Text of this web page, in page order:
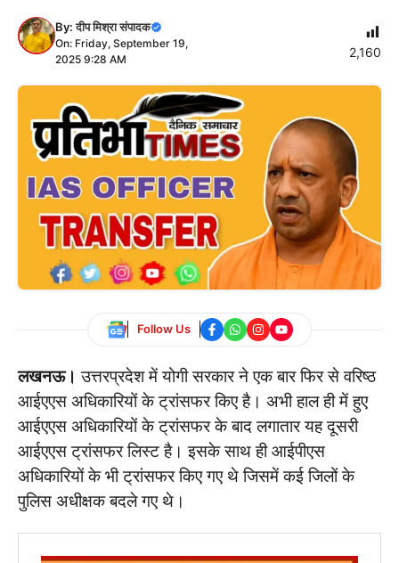
By:दीप मिश्रा संपादक
On: Friday, September 19,
2025 9:28 AM
2,160
Follow Us
लखनऊ। उत्तरप्रदेश में योगी सरकार ने एक बार फिर से वरिष्ठ
आईएएस अधिकारियों के ट्रांसफर किए है। अभी हाल ही में हुए
आईएएस अधिकारियों के ट्रांसफर के बाद लगातार यह दूसरी
आईएएस ट्रांसफर लिस्ट है। इसके साथ ही आईपीएस
अधिकारियों के भी ट्रांसफर किए गए थे जिसमें कई जिलों के
पुलिस अधीक्षक बदले गए थे।